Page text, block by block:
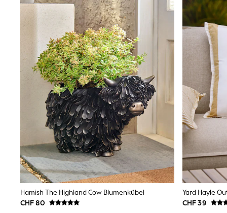
Shirts
Sunglasses
Sunsafe Swimwear
Swimshorts
Tops & T-Shirts
Girls Holiday Shop
All Swimwear
Beach Dresses & Kaftans
Dresses
Sun Hats & Caps
Jumpsuits & Playsuits
Rash Vests
Sandals & Sliders
Shorts
Skirts
Sunglasses
Sunsafe Swimwear
Tops & T-Shirts
Baby Holiday Shop
Baby Travel Accessories
All Accessories
Hamish The Highland Cow Blumenkübel
CHF 80
Yard Hayle
CHF 39